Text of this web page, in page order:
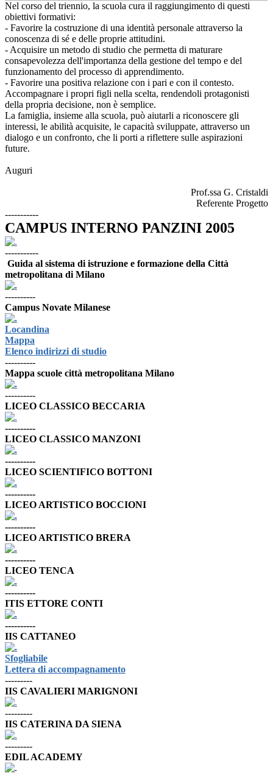
Nel corso del triennio, la scuola cura il raggiungimento di questi
obiettivi formativi:
- Favorire la costruzione di una identità personale attraverso la
conoscenza di sé e delle proprie attitudini.
- Acquisire un metodo di studio che permetta di maturare
consapevolezza dell'importanza della gestione del tempo e del
funzionamento del processo di apprendimento.
- Favorire una positiva relazione con i pari e con il contesto.
Accompagnare i propri figli nella scelta, rendendoli protagonisti
della propria decisione, non è semplice.
La famiglia, insieme alla scuola, può aiutarli a riconoscere gli
interessi, le abilità acquisite, le capacità sviluppate, attraverso un
dialogo e un confronto, che li porti a riflettere sulle aspirazioni
future.
Auguri
Prof.ssa G. Cristaldi
Referente Progetto
-----------
CAMPUS INTERNO PANZINI 2005
-----------
Guida al sistema di istruzione e formazione della Città
metropolitana di Milano
----------
Campus Novate Milanese
Locandina
Mappa
Elenco indirizzi di studio
----------
Mappa scuole città metropolitana Milano
----------
LICEO CLASSICO BECCARIA
----------
LICEO CLASSICO MANZONI
----------
LICEO SCIENTIFICO BOTTONI
----------
LICEO ARTISTICO BOCCIONI
----------
LICEO ARTISTICO BRERA
----------
LICEO TENCA
----------
ITIS ETTORE CONTI
----------
IIS CATTANEO
Sfogliabile
Lettera di accompagnamento
---------
IIS CAVALIERI MARIGNONI
---------
IIS CATERINA DA SIENA
---------
EDIL ACADEMY